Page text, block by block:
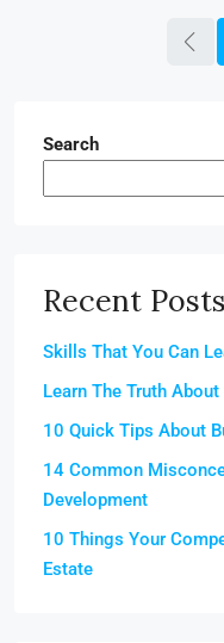
Search
Recent Posts
Skills That You Can
Learn The Truth
10 Quick Tips About
14 Common
Development
10 Things Your
Estate